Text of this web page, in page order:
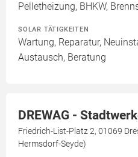
Pelletheizung, BHKW,
SOLAR TÄTIGKEITEN
Wartung, Reparatur,
Austausch, Beratung
DREWAG -
Friedrich-List-Platz 2, 01069
Hermsdorf-Seyde)